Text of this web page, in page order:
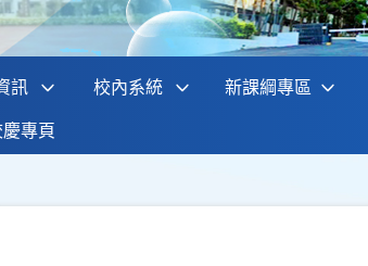
訊 校內系統 新課綱專區
專頁